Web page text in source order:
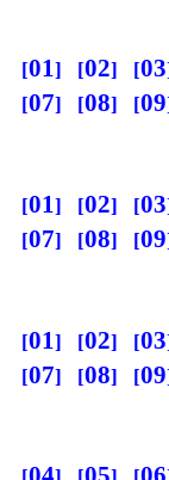
01 02 03
07
08 09
01 02 03
07
08 09
01 02 03
07
08 09